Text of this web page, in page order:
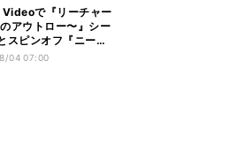
で『リーチャー
アウトロー〜』シー
スピンオフ『ニーグ
配信が決定
04 07:00